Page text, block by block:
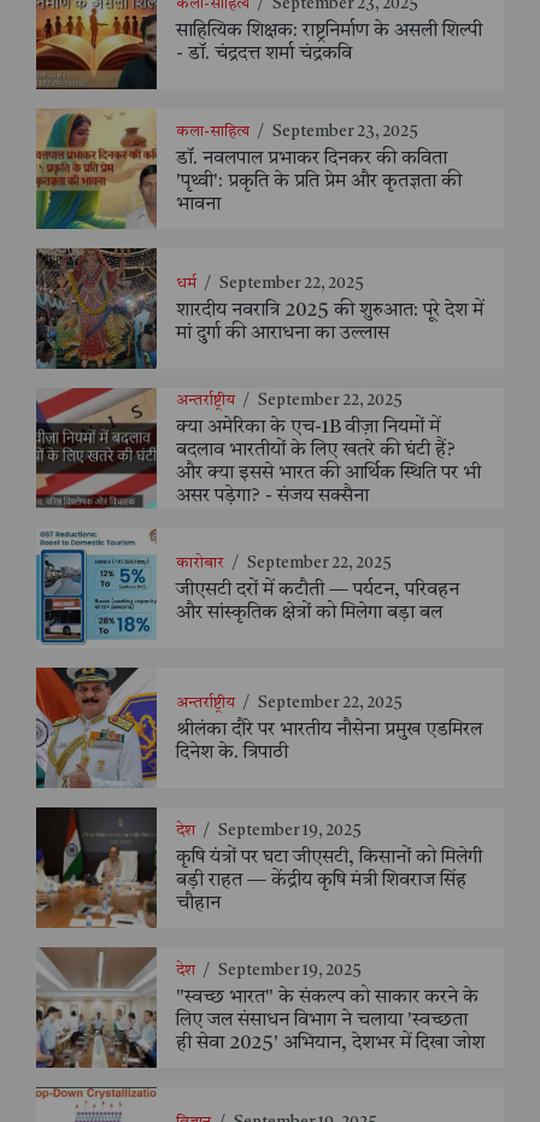
कला-साहित्य / September 23, 2025
साहित्यिक शिक्षक: राष्ट्रनिर्माण के असली शिल्पी
- डॉ. चंद्रदत्त शर्मा चंद्रकवि
कला-साहित्य / September 23, 2025
डॉ. नवलपाल प्रभाकर दिनकर की कविता
'पृथ्वी': प्रकृति के प्रति प्रेम और कृतज्ञता की
भावना
धर्म / September 22, 2025
शारदीय नवरात्रि 2025 की शुरुआत: पूरे देश में
मां दुर्गा की आराधना का उल्लास
अन्तर्राष्ट्रीय / September 22, 2025
क्या अमेरिका के एच-1B वीज़ा नियमों में
बदलाव भारतीयों के लिए खतरे की घंटी हैं?
और क्या इससे भारत की आर्थिक स्थिति पर भी
असर पड़ेगा? - संजय सक्सैना
कारोबार / September 22, 2025
जीएसटी दरों में कटौती — पर्यटन, परिवहन
और सांस्कृतिक क्षेत्रों को मिलेगा बड़ा बल
अन्तर्राष्ट्रीय / September 22, 2025
श्रीलंका दौरे पर भारतीय नौसेना प्रमुख एडमिरल
दिनेश के. त्रिपाठी
देश / September 19, 2025
कृषि यंत्रों पर घटा जीएसटी, किसानों को मिलेगी
बड़ी राहत — केंद्रीय कृषि मंत्री शिवराज सिंह
चौहान
देश / September 19, 2025
"स्वच्छ भारत" के संकल्प को साकार करने के
लिए जल संसाधन विभाग ने चलाया 'स्वच्छता
ही सेवा 2025' अभियान, देशभर में दिखा जोश